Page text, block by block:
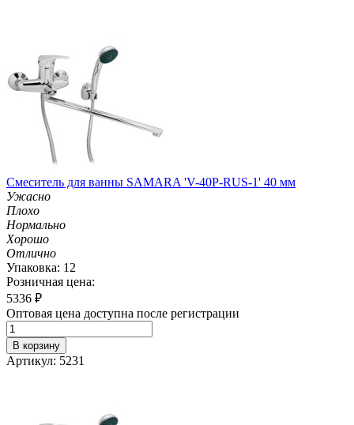
Смеситель для ванны SAMARA 'V-40P-RUS-1' 40 мм
Ужасно
Плохо
Нормально
Хорошо
Отлично
Упаковка: 12
Розничная цена:
5336 ₽
Оптовая цена доступна после регистрации
В корзину
Артикул: 5231